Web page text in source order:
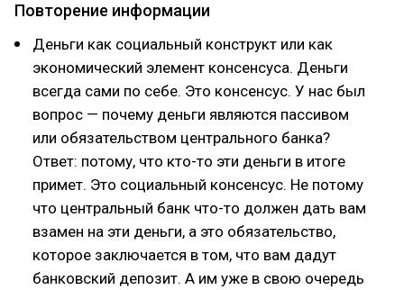
Повторение информации
Деньги как социальный конструкт или как
экономический элемент консенсуса. Деньги
всегда сами по себе. Это консенсус. У нас был
вопрос — почему деньги являются пассивом
или обязательством центрального банка?
Ответ: потому, что кто-то эти деньги в итоге
примет. Это социальный консенсус. Не потому
что центральный банк что-то должен дать вам
взамен на эти деньги, а это обязательство,
которое заключается в том, что вам дадут
банковский депозит. А им уже в свою очередь